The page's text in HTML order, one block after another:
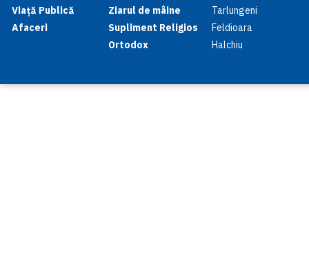
Viață Publică
Afaceri
Ziarul de mâine
Supliment Religios
Ortodox
Tarlungeni
Feldioara
Halchiu